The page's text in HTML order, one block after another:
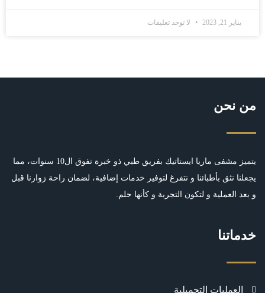
يناير 21, 2023 لا توجد تعليقات
من نحن
يتميز مشفى ماريا ايستاتيك بفريق طبي ذو خبرة تفوق ال10 سنوات، مما
يجعلنا نثق بأطبائنا و نتفرغ لتوفير خدمات إضافية، لضمان راحة زوارنا قبل
و بعد العملية و لتكون التجربة و كأنها حلم.
خدماتنا
العمليات التجميلية